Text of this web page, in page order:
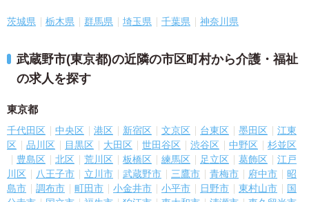
茨城県 栃木県 群馬県 埼玉県 千葉県 神奈川県
武蔵野市(東京都)の近隣の市区町村から介護・福祉
の求人を探す
東京都
千代田区 中央区 港区 新宿区 文京区 台東区 墨田区
江東
区
品川区 目黒区 大田区 世田谷区 渋谷区 中野区
杉並区
豊島区
北区 荒川区 板橋区 練馬区 足立区 葛飾区
江戸
川区
八王子市 立川市 武蔵野市 三鷹市 青梅市 府中市
昭
島市
調布市 町田市 小金井市 小平市 日野市 東村山市
国